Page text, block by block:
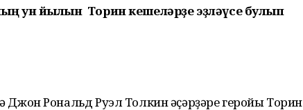
ун йылын Торин кешеләрҙе эҙләүсе булып
Джон Рональд Руэл Толкин әҫәрҙәре геройы Торин